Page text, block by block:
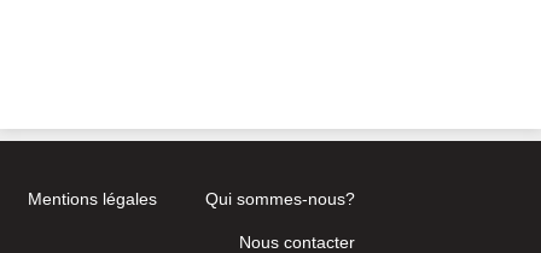
Mentions légales Qui sommes-nous?
Nous contacter